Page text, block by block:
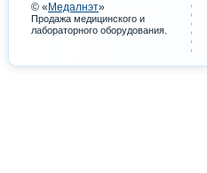
© « Медалнэт»
Продажа медицинского и
лабораторного оборудования.